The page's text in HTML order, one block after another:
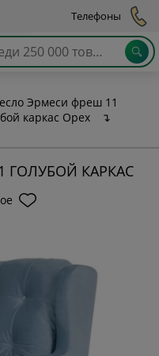
Телефоны
Эрмеси фреш 11
каркас Орех
↴
ГОЛУБОЙ КАРКАС